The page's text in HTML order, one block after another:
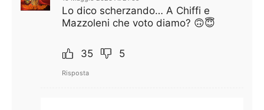
Lo dico scherzando… A Chiffi e
Mazzoleni che voto diamo? 🙃😇
35 5
Risposta